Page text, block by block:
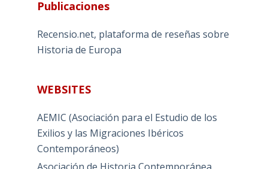
Publicaciones
Recensio.net, plataforma de reseñas sobre
Historia de Europa
WEBSITES
AEMIC (Asociación para el Estudio de los
Exilios y las Migraciones Ibéricos
Contemporáneos)